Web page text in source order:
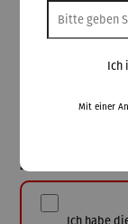
Anti-
Datenschutz
Ich habe
Ich
Mit einer